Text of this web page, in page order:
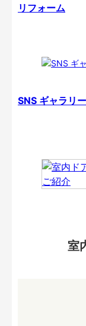
リフォーム
SNS ギャラリー
室